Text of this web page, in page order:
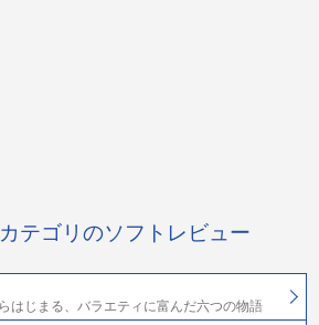
カテゴリのソフトレビュー
はじまる、バラエティに富んだ六つの物語